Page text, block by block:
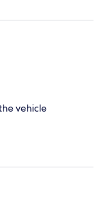
vehicle